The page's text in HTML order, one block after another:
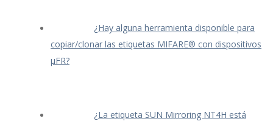
¿Hay alguna herramienta disponible para
copiar/clonar las etiquetas MIFARE® con dispositivos
μFR?
¿La etiqueta SUN Mirroring NT4H está